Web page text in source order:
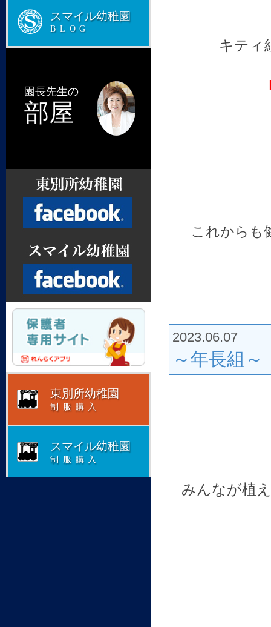
キティ
これからも
2023.06.07
～年長組～
みんなが植
スマイル幼稚園
BLOG
園長先生の
部屋
Facebook
Facebook
東別所幼稚園
制服購入
スマイル幼稚園
制服購入